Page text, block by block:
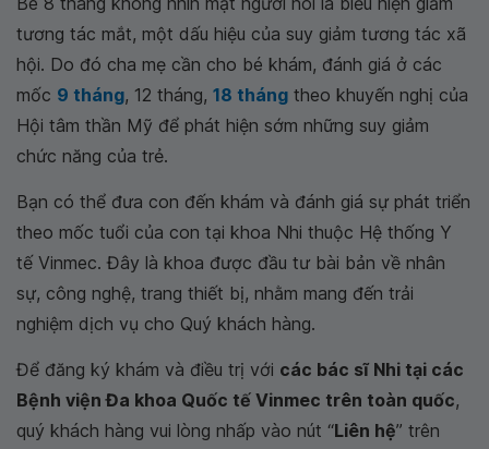
tương tác mắt, một dấu hiệu của suy giảm tương tác xã
hội. Do đó cha mẹ cần cho bé khám, đánh giá ở các
mốc 9 tháng, 12 tháng, 18 tháng theo khuyến nghị của
Hội tâm thần Mỹ để phát hiện sớm những suy giảm
chức năng của trẻ.
Bạn có thể đưa con đến khám và đánh giá sự phát triển
theo mốc tuổi của con tại khoa Nhi thuộc Hệ thống Y
tế Vinmec. Đây là khoa được đầu tư bài bản về nhân
sự, công nghệ, trang thiết bị, nhằm mang đến trải
nghiệm dịch vụ cho Quý khách hàng.
Để đăng ký khám và điều trị với các bác sĩ Nhi tại các
Bệnh viện Đa khoa Quốc tế Vinmec trên toàn quốc,
quý khách hàng vui lòng nhấp vào nút “Liên hệ” trên